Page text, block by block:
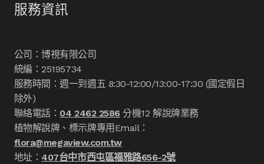
服務資訊
公司：博視有限公司
統編：25195734
服務時間：週一到週五 8:30-12:00/13:00-17:30 (國定假日
除外)
聯絡電話： 04 2462 2586分機12 解說牌業務
植物解說牌、標示牌專用Email：
flora@megaview.com.tw
地址： 407台中市西屯區福雅路656-2號